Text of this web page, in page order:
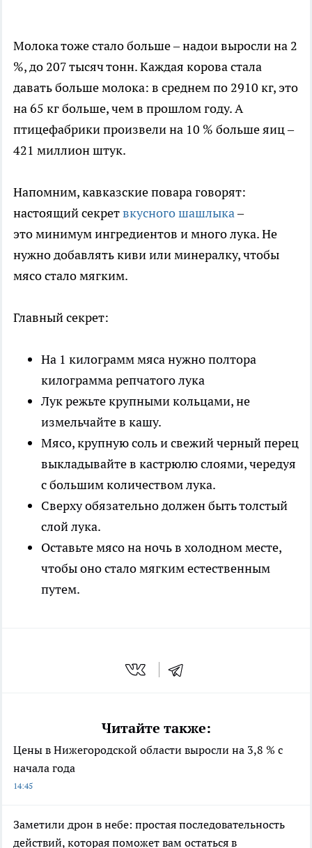
Молока тоже стало больше – надои выросли на 2
%, до 207 тысяч тонн. Каждая корова стала
давать больше молока: в среднем по 2910 кг, это
на 65 кг больше, чем в прошлом году. А
птицефабрики произвели на 10 % больше яиц –
421 миллион штук.
Напомним, кавказские повара говорят:
настоящий секретвкусного шашлыка–
это минимум ингредиентов и много лука. Не
нужно добавлять киви или минералку, чтобы
мясо стало мягким.
Главный секрет:
На 1 килограмм мяса нужно полтора
килограмма репчатого лука
Лук режьте крупными кольцами, не
измельчайте в кашу.
Мясо, крупную соль и свежий черный перец
выкладывайте в кастрюлю слоями, чередуя
с большим количеством лука.
Сверху обязательно должен быть толстый
слой лука.
Оставьте мясо на ночь в холодном месте,
чтобы оно стало мягким естественным
путем.
Читайте также:
Цены в Нижегородской области выросли на 3,8 % с
начала года
14:45
Заметили дрон в небе: простая последовательность
действий, которая поможет вам остаться в